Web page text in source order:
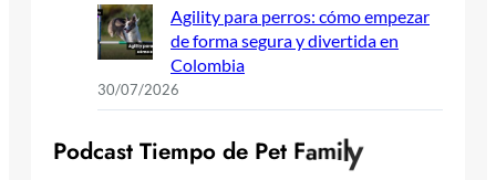
Agility para perros: cómo empezar
de forma segura y divertida en
Colombia
30/07/2026
Podcast Tiempo de Pet Family